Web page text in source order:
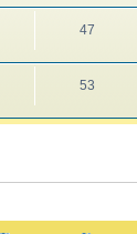
47
53